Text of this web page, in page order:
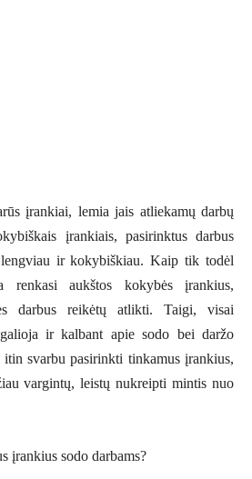
įrankiai, lemia jais atliekamų darbų
įrankiais, pasirinktus darbus
ir kokybiškiau. Kaip tik todėl
renkasi aukštos kokybės įrankius,
darbus reikėtų atlikti. Taigi, visai
ir kalbant apie sodo bei daržo
itin svarbu pasirinkti tinkamus įrankius,
vargintų, leistų nukreipti mintis nuo
įrankius sodo darbams?